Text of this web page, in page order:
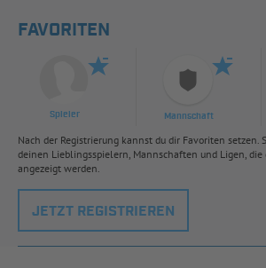
FAVORITEN
Spieler Mannschaft
Nach der Registrierung kannst du dir Favoriten setzen.
deinen Lieblingsspielern, Mannschaften und Ligen,
angezeigt werden.
JETZT REGISTRIEREN